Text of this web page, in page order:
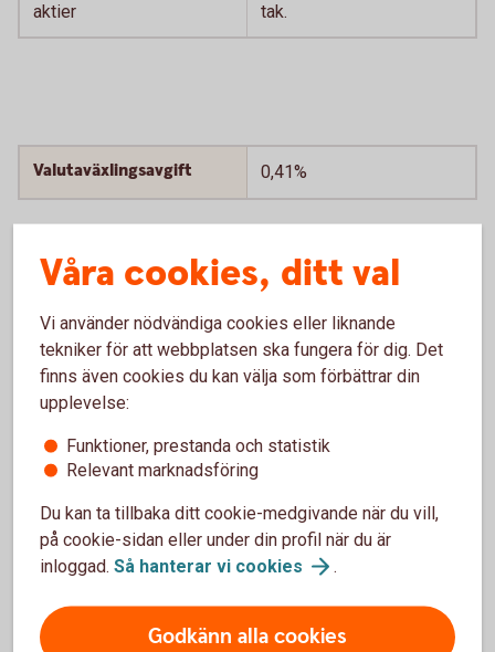
aktier
tak.
Valutaväxlingsavgift 0,41%
Växling sker vanligtvis i realtid när bankens valutamarknad
utländska aktier växlas automatiskt till SEK. Vid utdelning i
utländska depåbevis kan - utöver källskatt - administrativa
avgifter från tid till annan utgå i det utdelande bolagets
hemland, vilka i så fall dras från kundens konto i samband
med utdelningen.
Certifikat, Warranter och Räntebevis
Typ Courtage
Certifikat, Warranter och
Räntebevis
0,5%, minst 150 kr, inget
tak.
Våra cookies, ditt val
Vi använder nödvändiga cookies eller liknande
tekniker för att webbplatsen ska fungera för dig. Det
finns även cookies du kan välja som förbättrar din
upplevelse:
Funktioner, prestanda och statistik
Relevant marknadsföring
Du kan ta tillbaka ditt cookie-medgivande när du vill,
på cookie-sidan eller under din profil när du är
inloggad. Så hanterar vi cookies .
Godkänn alla cookies